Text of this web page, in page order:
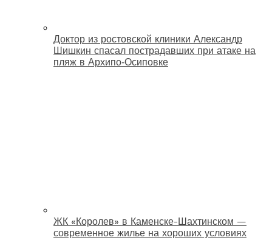
Доктор из ростовской клиники Александр
Шишкин спасал пострадавших при атаке на
пляж в Архипо‑Осиповке
ЖК «Королев» в Каменске-Шахтинском —
современное жилье на хороших условиях